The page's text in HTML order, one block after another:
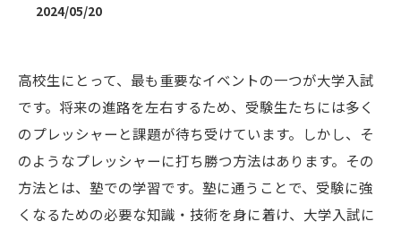
2024/05/20
高校生にとって、最も重要なイベントの一つが大学入試
です。将来の進路を左右するため、受験生たちには多く
のプレッシャーと課題が待ち受けています。しかし、そ
のようなプレッシャーに打ち勝つ方法はあります。その
方法とは、塾での学習です。塾に通うことで、受験に強
くなるための必要な知識・技術を身に着け、大学入試に